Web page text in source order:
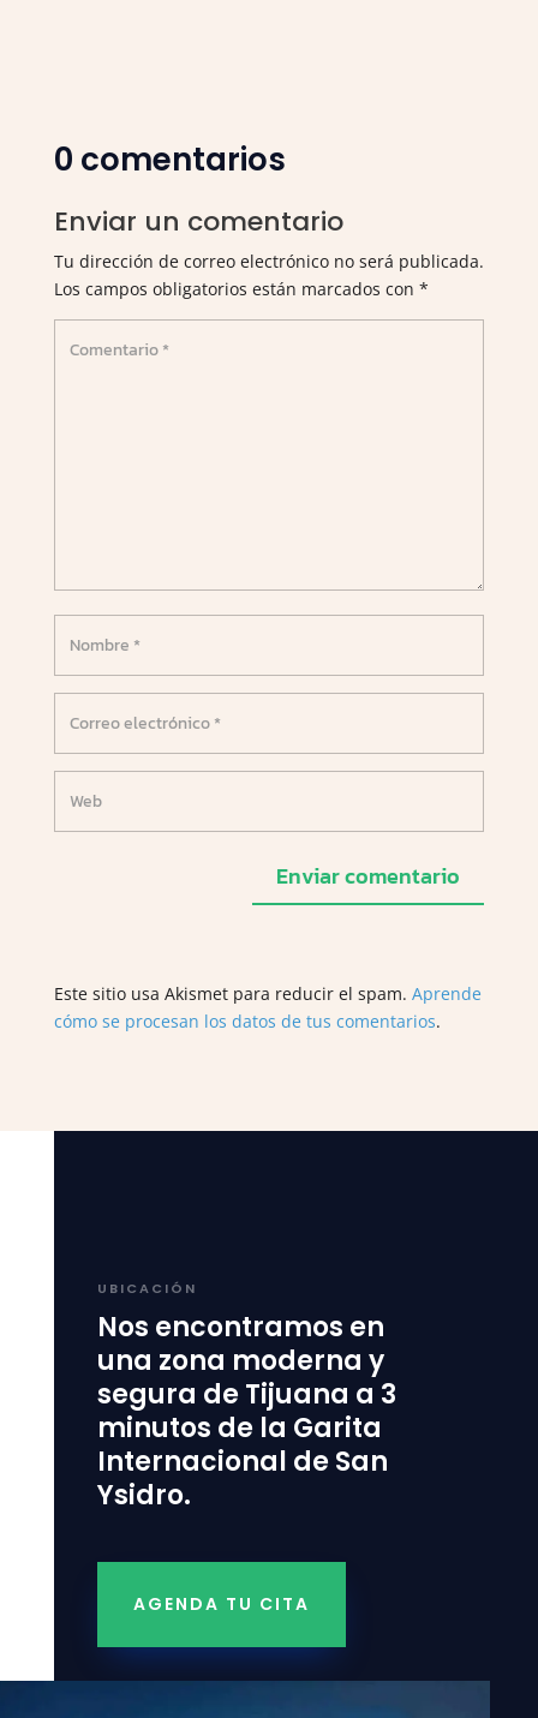
0 comentarios
Enviar un comentario
Tu dirección de correo electrónico no será publicada.
Los campos obligatorios están marcados con *
Enviar comentario
Este sitio usa Akismet para reducir el spam. Aprende
cómo se procesan los datos de tus comentarios.
UBICACIÓN
Nos encontramos en
una zona moderna y
segura de Tijuana a 3
minutos de la Garita
Internacional de San
Ysidro.
AGENDA TU CITA